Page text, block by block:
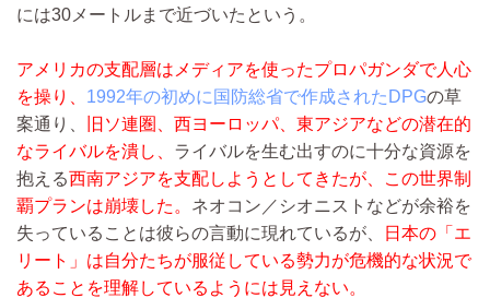
には30メートルまで近づいたという。
アメリカの支配層はメディアを使ったプロパガンダで人心
を操り、 1992年の初めに国防総省で作成されたDPGの草
案通り、
旧ソ連圏、西ヨーロッパ、東アジアなどの潜在的
なライバルを潰し、 ライバルを生む出すのに十分な資源を
抱える西南アジアを支配しようとしてきたが、この世界制
覇プランは崩壊した。 ネオコン／シオニストなどが余裕を
失っていることは彼らの言動に現れているが、
日本の「エ
リート」は自分たちが服従している勢力が危機的な状況で
あることを理解しているようには見えない。